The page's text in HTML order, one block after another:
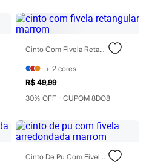
Cinto Com Fivela Retangular Marrom
+ 2 cores
R$ 49,99
30% OFF - CUPOM 8DO8
Cinto De Pu Com Fivela Arredondada Marrom